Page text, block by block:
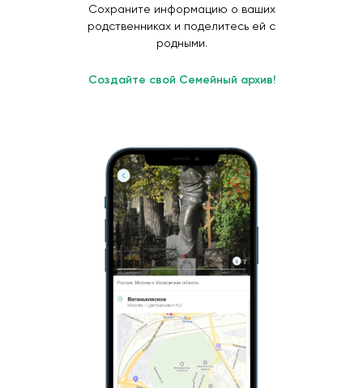
Сохраните информацию о ваших
родственниках и поделитесь ей с
родными.
Создайте свой Семейный архив!